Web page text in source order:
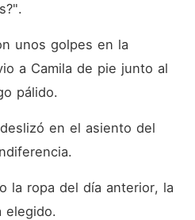
unos golpes en la
a Camila de pie junto al
pálido.
en el asiento del
la ropa del día anterior, la
elegido.